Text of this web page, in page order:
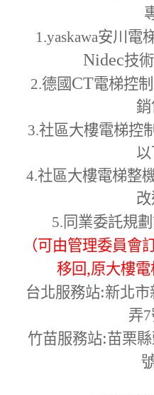
1.yaskawa安川電
Nidec技
2.德國 CT電梯控
銷
3.社區大樓電梯控
以
4.社區大樓電梯整
改
5. 同業委託規
（可由管理委員會
移回,原大樓
台北服務站:新北市
弄
竹苗服務站:苗栗